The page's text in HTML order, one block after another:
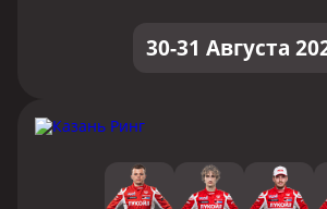
30-31 Августа